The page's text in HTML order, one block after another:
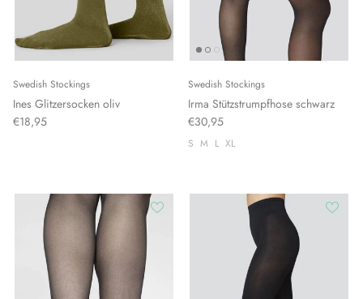
Swedish Stockings
Ines Glitzersocken oliv
€18,95
Swedish Stockings
Irma Stützstrumpfhose schwarz
€30,95
S M L XL